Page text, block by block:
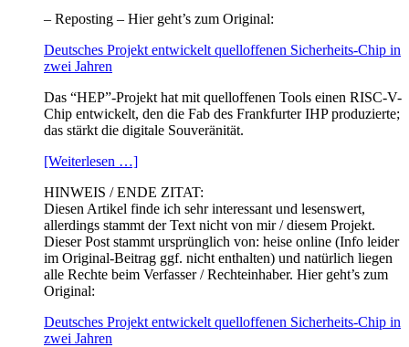
– Reposting – Hier geht’s zum Original:
Deutsches Projekt entwickelt quelloffenen Sicherheits-Chip in
zwei Jahren
Das “HEP”-Projekt hat mit quelloffenen Tools einen RISC-V-
Chip entwickelt, den die Fab des Frankfurter IHP produzierte;
das stärkt die digitale Souveränität.
[Weiterlesen …]
HINWEIS / ENDE ZITAT:
Diesen Artikel finde ich sehr interessant und lesenswert,
allerdings stammt der Text nicht von mir / diesem Projekt.
Dieser Post stammt ursprünglich von: heise online (Info leider
im Original-Beitrag ggf. nicht enthalten) und natürlich liegen
alle Rechte beim Verfasser / Rechteinhaber. Hier geht’s zum
Original:
Deutsches Projekt entwickelt quelloffenen Sicherheits-Chip in
zwei Jahren